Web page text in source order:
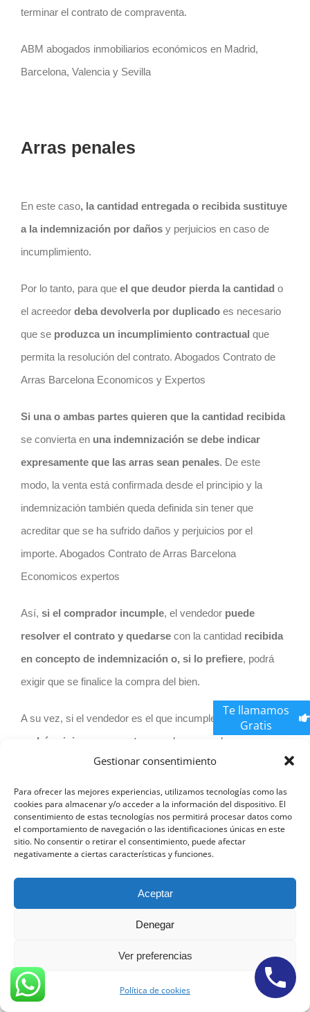
Gestionar consentimiento
Para ofrecer las mejores experiencias, utilizamos tecnologías como las
cookies para almacenar y/o acceder a la información del dispositivo. El
consentimiento de estas tecnologías nos permitirá procesar datos como
el comportamiento de navegación o las identificaciones únicas en este
sitio. No consentir o retirar el consentimiento, puede afectar
negativamente a ciertas características y funciones.
Aceptar
Denegar
Ver preferencias
Política de cookies
terminar el contratode compraventa.
ABM abogados inmobiliarios económicos en Madrid,
Barcelona, Valencia y Sevilla
Arras penales
En este caso, la cantidad entregada o recibida sustituye
a la indemnización por dañosy perjuicios en caso de
incumplimiento.
Por lo tanto, para queel que deudor pierda la cantidad o
el acreedor deba devolverla por duplicadoes necesario
que se produzca un incumplimiento contractual que
permita la resolución del contrato. Abogados Contrato de
Arras Barcelona Economicos y Expertos
Si una o ambas partes quieren que la cantidad recibida
se convierta en una indemnización se debe indicar
expresamente que las arras sean penales. De este
modo, la venta está confirmada desde el principio y la
indemnización también queda definida sin tener que
acreditar que se ha sufrido daños y perjuicios por el
importe. Abogados Contrato de Arras Barcelona
Economicos expertos
Así, si el comprador incumple, el vendedor puede
resolver el contratoy quedarsecon la cantidad recibida
en concepto de indemnización o, si lo prefiere, podrá
exigir que se finalice la compra del bien.
A su vez, si el vendedor es el que incumple,
el comprador
podrá exigir, por su parte
, que el proceso de
compraventa se cumpla o, si lo prefiere, recibir
depósito por duplicado.
Cualquiera que sea la función de las arras, como
mencionamos anteriormente, es indispensableque venga
haber algún incumplimiento,la jurisdicción considera las
Abogados Contrato de Arras Barcelona Economicos y
Expertos
Te llamamos
Gratis